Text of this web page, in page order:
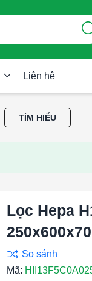
Liên hệ
TÌM HIỂU
Lọc Hepa
Mã: